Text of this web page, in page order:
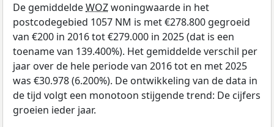
De gemiddeldeWOZwoningwaarde in het
postcodegebied 1057 NM is met €278.800 gegroeid
van €200 in 2016 tot €279.000 in 2025 (dat is een
toename van 139.400%). Het gemiddelde verschil per
jaar over de hele periode van 2016 tot en met 2025
was €30.978 (6.200%). De ontwikkeling van de data in
de tijd volgt een monotoon stijgende trend: De cijfers
groeien ieder jaar.